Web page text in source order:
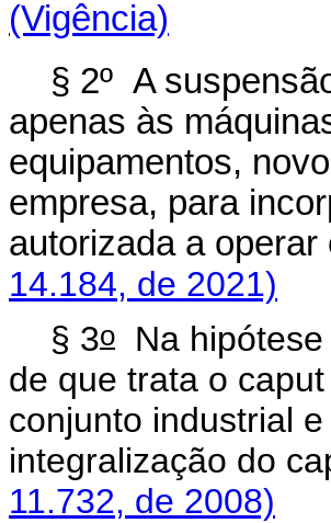
(Vigência)
§ 2º A
apenas às
equipamentos,
empresa, para
autorizada a operar
14.184, de 2021)
§ 3o Na
de que trata o caput
conjunto industrial
integralização do
11.732, de 2008)